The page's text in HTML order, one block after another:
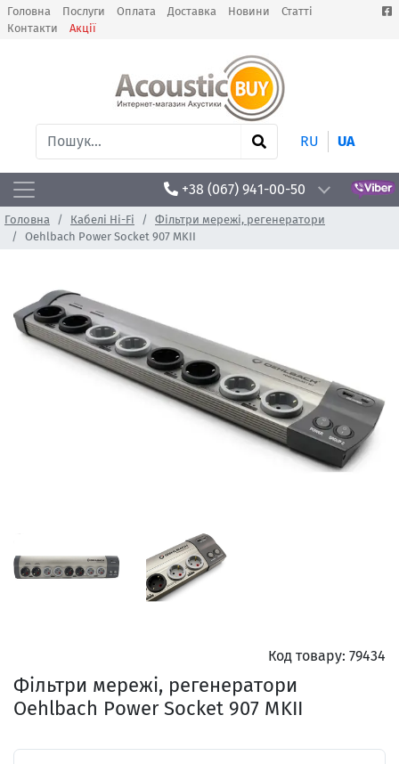
Головна Послуги Оплата Доставка Новини
Статті
Контакти
Акції
RU UA
+38 (067) 941-00-50
Головна Кабелі Hi-Fi
Фільтри мережі, регенератори
Oehlbach Power Socket 907 MKII
Код товару: 79434
Фільтри мережі, регенератори
Oehlbach Power Socket 907 MKII